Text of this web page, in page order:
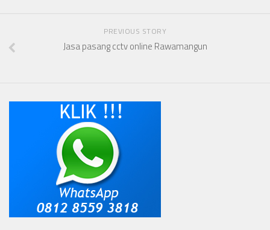
PREVIOUS STORY
Jasa pasang cctv online Rawamangun